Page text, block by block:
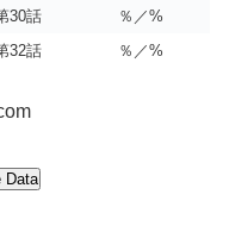
30話
％／%
32話
％／%